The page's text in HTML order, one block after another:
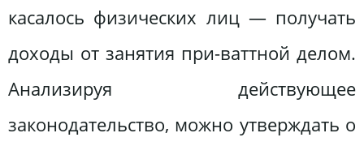
касалось физических лиц — получать
доходы от занятия при-ваттной делом.
Анализируя действующее
законодательство, можно утверждать о